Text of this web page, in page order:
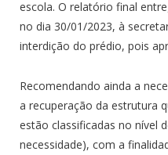
escola. O relatório final
no dia 30/01/2023, à
interdição do prédio, pois
Recomendando ainda a
a recuperação da estrutura
estão classificadas no nível
necessidade), com a